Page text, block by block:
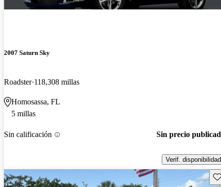
2007 Saturn Sky
Roadster 118,308 millas
Homosassa, FL
5 millas
Sin calificación Sin precio
Verif. disponibilidad